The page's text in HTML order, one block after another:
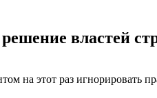
властей
на этот раз игнорировать